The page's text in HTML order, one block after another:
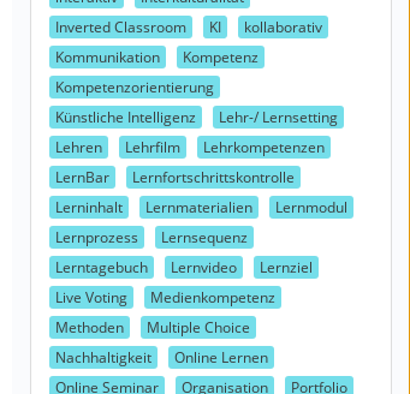
Inverted Classroom
KI
kollaborativ
Kommunikation
Kompetenz
Kompetenzorientierung
Künstliche Intelligenz
Lehr-/ Lernsetting
Lehren
Lehrfilm
Lehrkompetenzen
LernBar
Lernfortschrittskontrolle
Lerninhalt
Lernmaterialien
Lernmodul
Lernprozess
Lernsequenz
Lerntagebuch
Lernvideo
Lernziel
Live Voting
Medienkompetenz
Methoden
Multiple Choice
Nachhaltigkeit
Online Lernen
Online Seminar
Organisation Portfolio